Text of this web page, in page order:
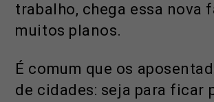
trabalho, chega essa nova
muitos planos.
É comum que os
de cidades: seja para ficar